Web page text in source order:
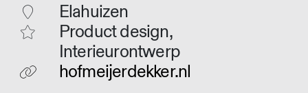
Elahuizen
Product design,
Interieurontwerp
hofmeijerdekker.nl